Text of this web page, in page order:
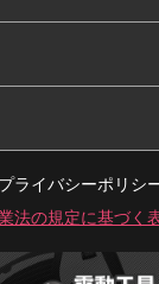
プライバシーポリシ
法の規定に基づく